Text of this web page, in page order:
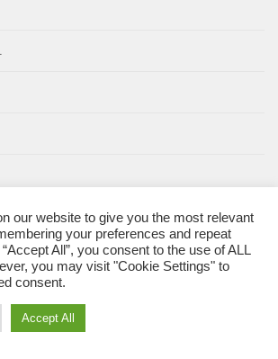
our website to give you the most relevant
your preferences and repeat
All”, you consent to the use of ALL
you may visit "Cookie Settings" to
consent.
Accept All